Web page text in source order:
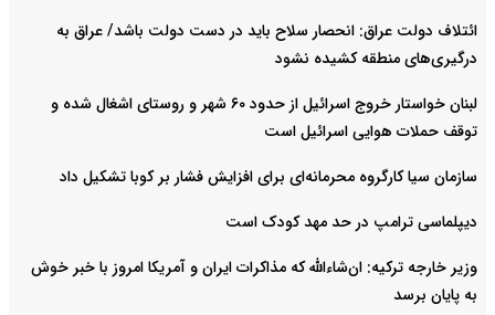
ائتلاف دولت عراق: انحصار سلاح باید در دست دولت باشد/ عراق به
درگیری‌های منطقه کشیده نشود
لبنان خواستار خروج اسرائیل از حدود ۶۰ شهر و روستای اشغال شده‌ و
توقف حملات هوایی اسرائیل است
سازمان سیا کارگروه محرمانه‌ای برای افزایش فشار بر کوبا تشکیل داد
دیپلماسی ترامپ در حد مهد کودک است
وزیر خارجه ترکیه: ان‌شاءالله که مذاکرات ایران و آمریکا امروز با خبر خوش
به پایان برسد